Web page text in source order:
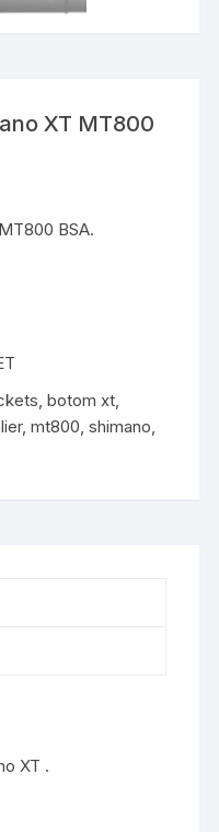
XT MT800
BSA.
,botom xt,
,mt800,shimano,
XT .